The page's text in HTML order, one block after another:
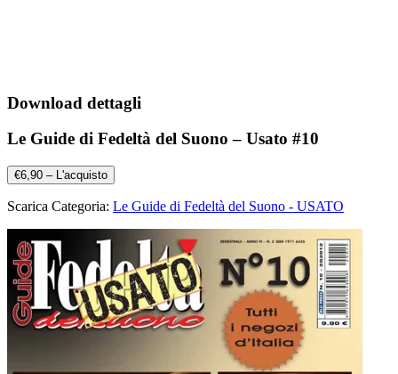
Download dettagli
Le Guide di Fedeltà del Suono – Usato #10
€6,90 – L'acquisto
Scarica Categoria: Le Guide di Fedeltà del Suono - USATO